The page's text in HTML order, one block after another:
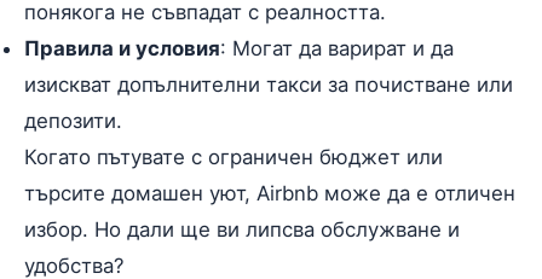
понякога не съвпадат с реалността.
Правила и условия: Могат да варират и да
изискват допълнителни такси за почистване или
депозити.
Когато пътувате с ограничен бюджет или
търсите домашен уют, Airbnb може да е отличен
избор. Но дали ще ви липсва обслужване и
удобства?